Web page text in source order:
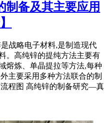
制备及其主要应用
战略电子材料,是制造现代
。高纯锌的提纯方法主要有
熔炼、单晶提拉等方法,每种
主要采用多种方法联合的制
程图 高纯锌的制备研究—真